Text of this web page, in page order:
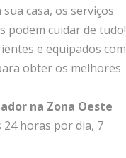
casa, os serviços
podem cuidar de tudo!
e equipados com
obter os melhores
na Zona Oeste
horas por dia, 7